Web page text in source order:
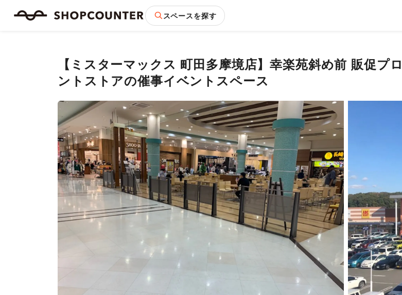
スペースを探す
【ミスターマックス 町田多摩境店】幸楽苑斜め前 販促プ
ントストアの催事イベントスペース